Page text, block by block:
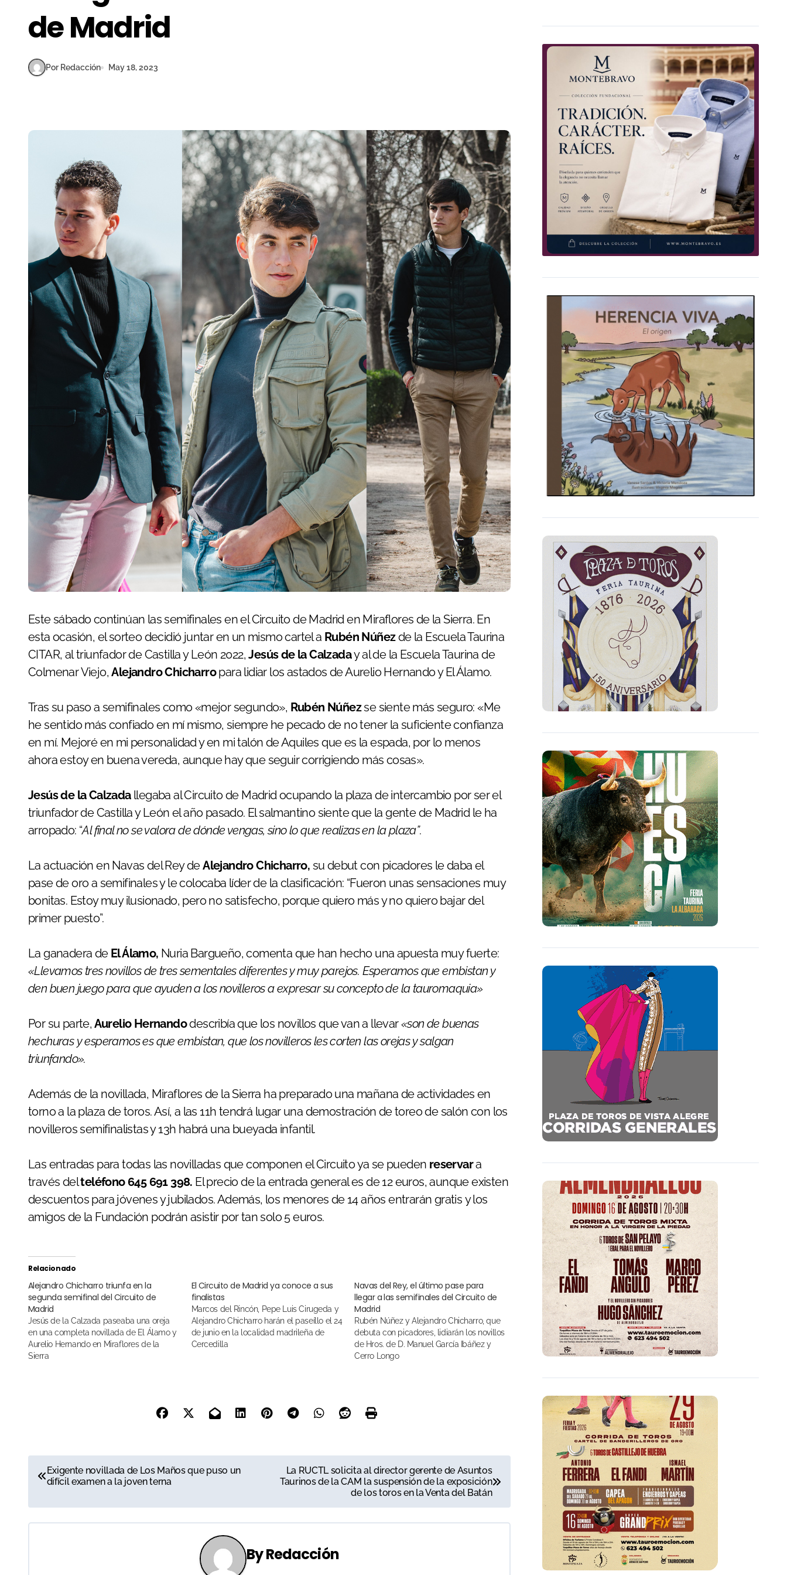
de Madrid
Por Redacción May 18, 2023
Este sábado continúan las semifinales en el Circuito de Madrid en Miraflores de la Sierra. En
esta ocasión, el sorteo decidió juntar en un mismo cartel a Rubén Núñezde la Escuela Taurina
CITAR, al triunfador de Castilla y León 2022,Jesús de la Calzaday al de la Escuela Taurina de
Colmenar Viejo,Alejandro Chicharropara lidiar los astados de Aurelio Hernando y El Álamo.
Tras su paso a semifinales como «mejor segundo», Rubén Núñezse siente más seguro: «Me
he sentido más confiado en mí mismo, siempre he pecado de no tener la suficiente confianza
en mí. Mejoré en mi personalidad y en mi talón de Aquiles que es la espada, por lo menos
ahora estoy en buena vereda, aunque hay que seguir corrigiendo más cosas».
Jesús de la Calzadallegaba al Circuito de Madrid ocupando la plaza de intercambio por ser el
triunfador de Castilla y León el año pasado. El salmantino siente que la gente de Madrid le ha
arropado: “Al final no se valora de dónde vengas, sino lo que realizas en la plaza”.
La actuación en Navas del Rey deAlejandro Chicharro, su debut con picadores le daba el
pase de oro a semifinales y le colocaba líder de la clasificación: “Fueron unas sensaciones muy
bonitas. Estoy muy ilusionado, pero no satisfecho, porque quiero más y no quiero bajar del
primer puesto”.
La ganadera de El Álamo, Nuria Bargueño, comenta que han hecho una apuesta muy fuerte:
«Llevamos tres novillos de tres sementales diferentes y muy parejos. Esperamos que embistan y
den buen juego para que ayuden a los novilleros a expresar su concepto de la tauromaquia»
Por su parte, Aurelio Hernandodescribía que los novillos que van a llevar«son de buenas
hechuras y esperamos es que embistan, que los novilleros les corten las orejas y salgan
triunfando».
Además de la novillada, Miraflores de la Sierra ha preparado una mañana de actividades en
torno a la plaza de toros. Así, a las 11h tendrá lugar una demostración de toreo de salón con los
novilleros semifinalistas y 13h habrá una bueyada infantil.
Las entradas para todas las novilladas que componen el Circuito ya se pueden reservara
través delteléfono 645 691 398. El precio de la entrada general es de 12 euros, aunque existen
descuentos para jóvenes y jubilados. Además, los menores de 14 años entrarán gratis y los
amigos de la Fundación podrán asistir por tan solo 5 euros.
Relacionado
Alejandro Chicharro triunfa en la
segunda semifinal del Circuito de
Madrid
Jesús de la Calzada paseaba una oreja
en una completa novillada de El Álamo y
Aurelio Hernando en Miraflores de la
Sierra
El Circuito de Madrid ya conoce a sus
finalistas
Marcos del Rincón, Pepe Luis Cirugeda y
Alejandro Chicharro harán el paseíllo el 24
de junio en la localidad madrileña de
Cercedilla
Navas del Rey, el último pase para
llegar a las semifinales del Circuito de
Madrid
Rubén Núñez y Alejandro Chicharro, que
debuta con picadores, lidiarán los novillos
de Hros. de D. Manuel García Ibáñez y
Cerro Longo
N
v
Exigente novillada de Los Maños que puso un
difícil examen a la joven terna
La RUCTL solicita al director gerente de Asuntos
Taurinos de la CAM la suspensión de la exposición
de los toros en la Venta del Batán
ByRedacción